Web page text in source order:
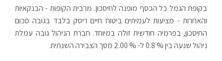
בקופת הגמל כל הכסף מופנה לחיסכון. מרבית הקופות - הבנקאיות
והאחרות - מציעות לעמיתים ביטוח חיים ריסק בלבד בגובה סכום
החיסכון, בפרמיה חודשית זולה במיוחד. חברת הניהול גובה עמלת
ניהול שנעה בין % 0.8 ל- % 2.00 מסך הצבירה השנתית.